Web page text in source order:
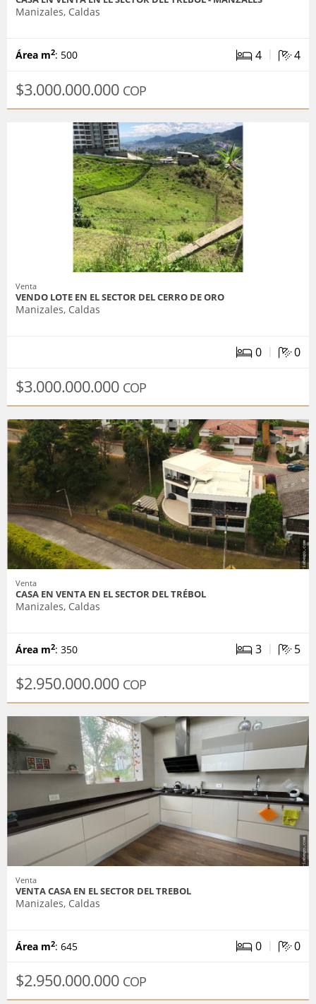
Manizales, Caldas
Área m2: 500 4 | 4
$3.000.000.000 COP
Venta
VENDO LOTE EN EL SECTOR DEL CERRO DE ORO
Manizales, Caldas
0 | 0
$3.000.000.000 COP
Venta
CASA EN VENTA EN EL SECTOR DEL TRÉBOL
Manizales, Caldas
Área m2: 350 3 | 5
$2.950.000.000 COP
Venta
VENTA CASA EN EL SECTOR DEL TREBOL
Manizales, Caldas
Área m2: 645 0 | 0
$2.950.000.000 COP